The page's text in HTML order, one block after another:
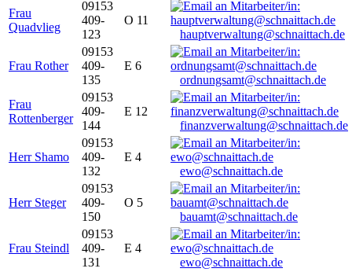
Frau
Quadvlieg
09153
409-
123
O 11
hauptverwaltung@schnaittach.de
Frau Rother
09153
409-
135
E 6
ordnungsamt@schnaittach.de
Frau
Rottenberger
09153
409-
144
E 12
finanzverwaltung@schnaittach.de
Herr Shamo
09153
409-
132
E 4
ewo@schnaittach.de
Herr Steger
09153
409-
150
O 5
bauamt@schnaittach.de
Frau Steindl
09153
409-
131
E 4
ewo@schnaittach.de